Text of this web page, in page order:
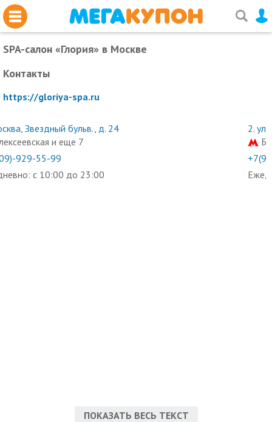
SPA-салон «Глория» в Москве
Контакты
https://gloriya-spa.ru
Звездный бульв., д. 24
и еще 7
929-55-99
с 10:00 до 23:00
2. ул.
ПОКАЗАТЬ ВЕСЬ ТЕКСТ